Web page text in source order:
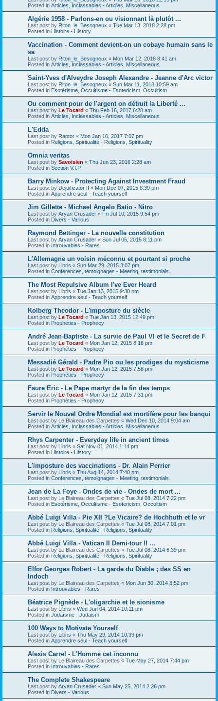
Posted in Articles, Inclassables - Articles, Miscellaneous
Algérie 1958 - Parlons-en ou visionnant là plutôt ...
Last post by Riton_le_Besogneux « Tue Mar 13, 2018 2:28 pm
Posted in Histoire - History
Vaccination - Comment devient-on un cobaye humain sans le
sa
Last post by Riton_le_Besogneux « Mon Mar 12, 2018 8:41 am
Posted in Articles, Inclassables - Articles, Miscellaneous
Saint-Yves d'Alveydre Joseph Alexandre - Jeanne d'Arc victor
Last post by Riton_le_Besogneux « Sun Mar 11, 2018 10:59 am
Posted in Esotérisme, Occultisme - Esotericism, Occultism
Ou comment pour de l'argent on détruit la Liberté ...
Last post by Le Tocard « Thu Feb 16, 2017 6:28 am
Posted in Articles, Inclassables - Articles, Miscellaneous
L'Edda
Last post by Raptor « Mon Jan 16, 2017 7:07 pm
Posted in Religions, Spiritualité - Religions, Spirituality
Omnia veritas
Last post by Savoisien « Thu Jun 23, 2016 2:28 am
Posted in Section V.I.P
Barry Minkow - Protecting Against Investment Fraud
Last post by Dejuificator II « Mon Dec 07, 2015 8:39 pm
Posted in Apprendre seul - Teach yourself
Jim Gillette - Michael Angelo Batio - Nitro
Last post by Aryan Crusader « Fri Jul 10, 2015 9:54 pm
Posted in Divers - Various
Raymond Bettinger - La nouvelle constitution
Last post by Aryan Crusader « Sun Jul 05, 2015 8:11 pm
Posted in Introuvables - Rares
L'Allemagne un voisin méconnu et pourtant si proche
Last post by Libris « Sun Mar 29, 2015 3:07 pm
Posted in Conférences, témoignages - Meeting, testimonials
The Most Repulsive Album I've Ever Heard
Last post by Libris « Tue Jan 13, 2015 9:30 pm
Posted in Apprendre seul - Teach yourself
Kolberg Theodor - L'imposture du siècle
Last post by Le Tocard « Tue Jan 13, 2015 12:49 pm
Posted in Prophéties - Prophecy
André Jean-Baptiste - La survie de Paul VI et le Secret de F
Last post by Le Tocard « Mon Jan 12, 2015 8:16 pm
Posted in Prophéties - Prophecy
Messadié Gérald - Padre Pio ou les prodiges du mysticisme
Last post by Le Tocard « Mon Jan 12, 2015 7:58 pm
Posted in Prophéties - Prophecy
Faure Eric - Le Pape martyr de la fin des temps
Last post by Le Tocard « Mon Jan 12, 2015 7:31 pm
Posted in Prophéties - Prophecy
Servir le Nouvel Ordre Mondial est mortifère pour les banqui
Last post by Le Blaireau des Carpettes « Wed Dec 10, 2014 9:04 am
Posted in Articles, Inclassables - Articles, Miscellaneous
Rhys Carpenter - Everyday life in ancient times
Last post by Libris « Sat Nov 01, 2014 1:14 pm
Posted in Histoire - History
L'imposture des vaccinations - Dr. Alain Perrier
Last post by Libris « Thu Aug 14, 2014 7:40 pm
Posted in Conférences, témoignages - Meeting, testimonials
Jean de La Foye - Ondes de vie - Ondes de mort ...
Last post by Le Blaireau des Carpettes « Tue Jul 08, 2014 7:22 pm
Posted in Esotérisme, Occultisme - Esotericism, Occultism
Abbé Luigi Villa - Pie XII ?Le Vicaire? de Hochhuth et le vr
Last post by Le Blaireau des Carpettes « Tue Jul 08, 2014 7:01 pm
Posted in Religions, Spiritualité - Religions, Spirituality
Abbé Luigi Villa - Vatican II Demi-tour !! ...
Last post by Le Blaireau des Carpettes « Tue Jul 08, 2014 6:39 pm
Posted in Religions, Spiritualité - Religions, Spirituality
Elfor Georges Robert - La garde du Diable ; des SS en
Indoch
Last post by Le Blaireau des Carpettes « Mon Jun 30, 2014 8:52 pm
Posted in Introuvables - Rares
Béatrice Pignède - L'oligarchie et le sionisme
Last post by Libris « Wed Jun 04, 2014 10:11 pm
Posted in Judaïsme - Judaism
100 Ways to Motivate Yourself
Last post by Libris « Thu May 29, 2014 10:39 pm
Posted in Apprendre seul - Teach yourself
Alexis Carrel - L'Homme cet inconnu
Last post by Le Blaireau des Carpettes « Tue May 27, 2014 7:44 pm
Posted in Introuvables - Rares
The Complete Shakespeare
Last post by Aryan Crusader « Sun May 25, 2014 2:26 pm
Posted in Divers - Various